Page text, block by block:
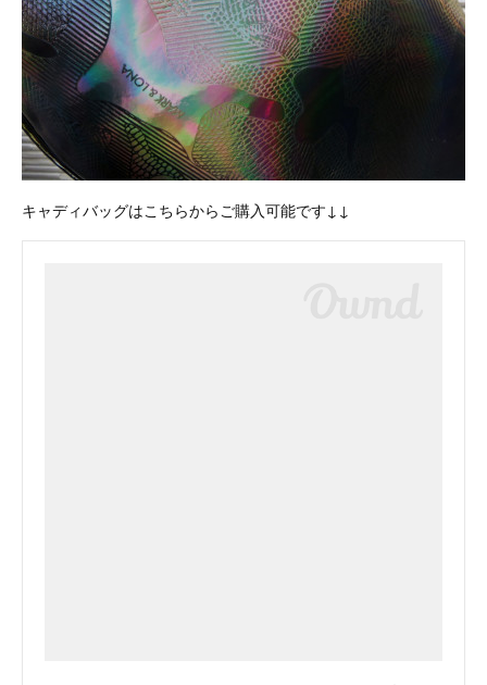
キャディバッグはこちらからご購入可能です↓↓